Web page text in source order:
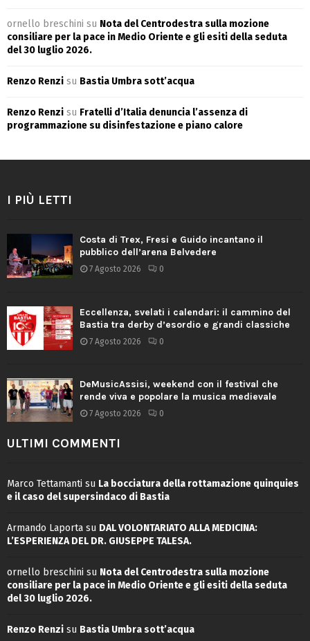
ornello breschini su Nota del Centrodestra sulla mozione
consiliare per la pace in Medio Oriente e gli esiti della seduta
del 30 luglio 2026.
Renzo Renzi su Bastia Umbra sott’acqua
Renzo Renzi su Fratelli d’Italia denuncia l’assenza di
programmazione su disinfestazione e piano calore
I PIÙ LETTI
Costa di Trex, Fresi e Guido incantano il
pubblico dell’arena Belvedere
7 Agosto 2026 0
Eccellenza, svelati i calendari: il cammino del
Bastia tra derby d’esordio e grandi classiche
7 Agosto 2026 0
DeMusicAssisi, weekend con il festival che
rende viva e popolare la musica medievale
7 Agosto 2026 0
ULTIMI COMMENTI
Marco Tettamanti su La bocciatura della rottamazione quinquies
e il caso del supersindaco di Bastia
Armando Laporta su DAL VOLONTARIATO ALLA MEDICINA:
L’ESPERIENZA DEL DR. GIUSEPPE TALESA.
ornello breschini su Nota del Centrodestra sulla mozione
consiliare per la pace in Medio Oriente e gli esiti della seduta
del 30 luglio 2026.
Renzo Renzi su Bastia Umbra sott’acqua